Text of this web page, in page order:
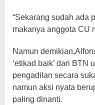
“Sekarang sudah ada
makanya anggota CU
Namun
‘etikad baik’ dari BTN
pengadilan secara
namun aksi nyata
paling dinanti.